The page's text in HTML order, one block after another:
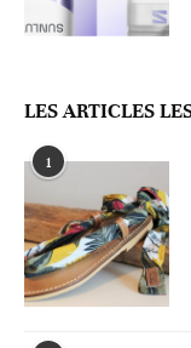
LES ARTICLES
1